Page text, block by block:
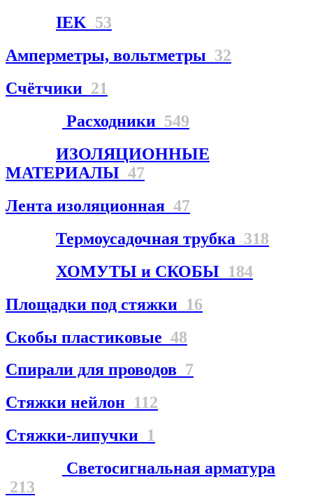
IEK 53
Амперметры, вольтметры 32
Счётчики 21
Расходники 549
ИЗОЛЯЦИОННЫЕ
МАТЕРИАЛЫ 47
Лента изоляционная 47
Термоусадочная трубка 318
ХОМУТЫ и СКОБЫ 184
Площадки под стяжки 16
Скобы пластиковые 48
Спирали для проводов 7
Стяжки нейлон 112
Стяжки-липучки 1
Светосигнальная арматура
213